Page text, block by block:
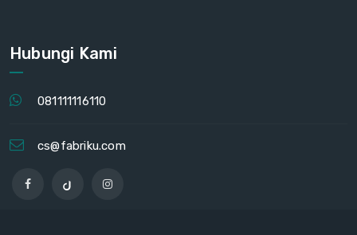
Hubungi Kami
081111116110
cs@fabriku.com